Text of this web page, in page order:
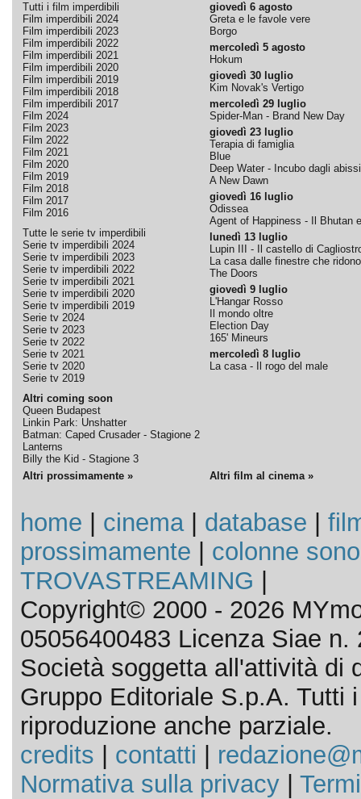
Tutti i film imperdibili
Film imperdibili 2024
Film imperdibili 2023
Film imperdibili 2022
Film imperdibili 2021
Film imperdibili 2020
Film imperdibili 2019
Film imperdibili 2018
Film imperdibili 2017
Film 2024
Film 2023
Film 2022
Film 2021
Film 2020
Film 2019
Film 2018
Film 2017
Film 2016
Tutte le serie tv imperdibili
Serie tv imperdibili 2024
Serie tv imperdibili 2023
Serie tv imperdibili 2022
Serie tv imperdibili 2021
Serie tv imperdibili 2020
Serie tv imperdibili 2019
Serie tv 2024
Serie tv 2023
Serie tv 2022
Serie tv 2021
Serie tv 2020
Serie tv 2019
Altri coming soon
Queen Budapest
Linkin Park: Unshatter
Batman: Caped Crusader - Stagione 2
Lanterns
Billy the Kid - Stagione 3
giovedì 6 agosto
Greta e le favole vere
Borgo
mercoledì 5 agosto
Hokum
giovedì 30 luglio
Kim Novak's Vertigo
mercoledì 29 luglio
Spider-Man - Brand New Day
giovedì 23 luglio
Terapia di famiglia
Blue
Deep Water - Incubo dagli abissi
A New Dawn
giovedì 16 luglio
Odissea
Agent of Happiness - Il Bhutan
lunedì 13 luglio
Lupin III - Il castello di
La casa dalle finestre che ridono
The Doors
giovedì 9 luglio
L'Hangar Rosso
Il mondo oltre
Election Day
165' Mineurs
mercoledì 8 luglio
La casa - Il rogo del male
Altri prossimamente » Altri film al cinema »
home cinema| database
prossimamente
colonne
TROVASTREAMING
Copyright© 2000 - 2026
05056400483 Licenza Siae n.
Società soggetta all'attività di
Gruppo Editoriale S.p.A. Tutti
riproduzione anche parziale.
credits
contatti
Normativa sulla privacy|